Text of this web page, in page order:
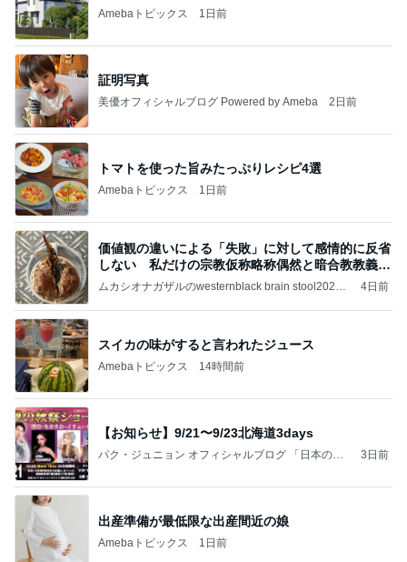
Amebaトピックス 1日前
証明写真
美優オフィシャルブログ Powered by Ameba 2日前
トマトを使った旨みたっぷりレシピ4選
Amebaトピックス 1日前
価値観の違いによる「失敗」に対して感情的に反省
しない 私だけの宗教仮称略称偶然と暗合教教義候
補
ムカシオナガザルのwesternblack brain stool2024
ガザル
4日前
スイカの味がすると言われたジュース
Amebaトピックス 14時間前
【お知らせ】9/21〜9/23北海道3days
パク・ジュニョン オフィシャルブログ 「日本の
3日前
出産準備が最低限な出産間近の娘
Amebaトピックス 1日前